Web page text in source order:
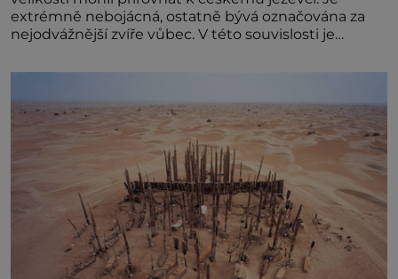
extrémně nebojácná, ostatně bývá označována za
nejodvážnější zvíře vůbec. V této souvislosti je